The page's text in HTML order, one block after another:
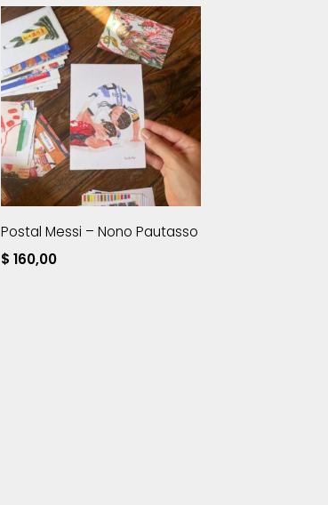
Postal Messi – Nono Pautasso
$ 160,00